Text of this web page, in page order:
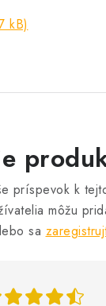
kB)
príspevok k
môžu
sa